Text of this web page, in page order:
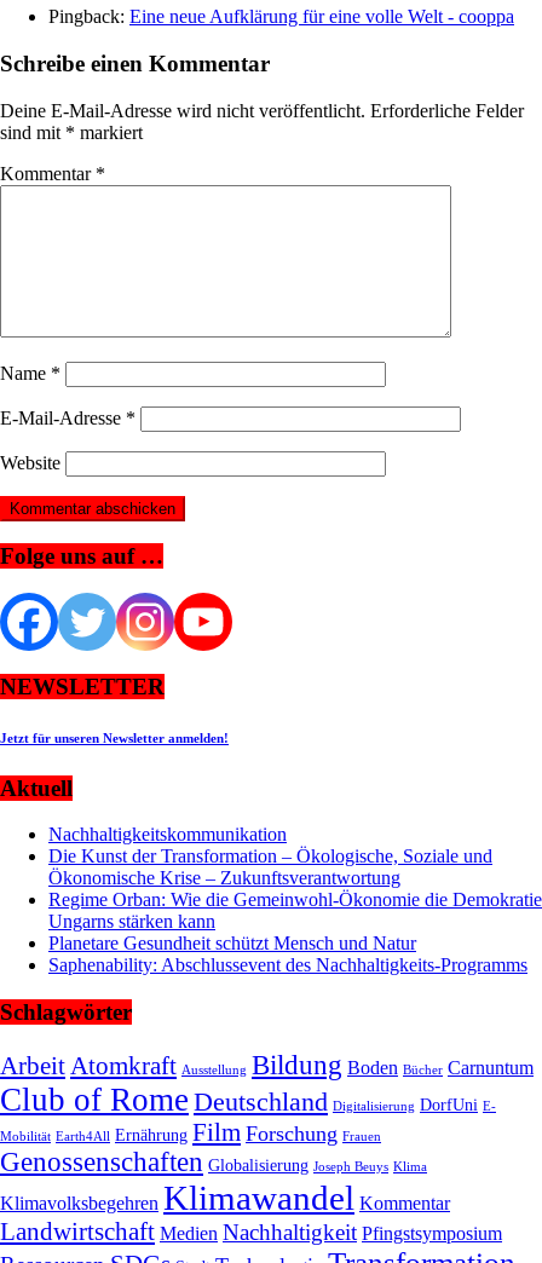
Pingback: Eine neue Aufklärung für eine volle Welt - cooppa
Schreibe einen Kommentar
Deine E-Mail-Adresse wird nicht veröffentlicht. Erforderliche Felder
sind mit * markiert
Kommentar *
Name *
E-Mail-Adresse *
Website
Folge uns auf …
NEWSLETTER
Jetzt für unseren Newsletter anmelden!
Aktuell
Nachhaltigkeitskommunikation
Die Kunst der Transformation – Ökologische, Soziale und
Ökonomische Krise – Zukunftsverantwortung
Regime Orban: Wie die Gemeinwohl-Ökonomie die Demokratie
Ungarns stärken kann
Planetare Gesundheit schützt Mensch und Natur
Saphenability: Abschlussevent des Nachhaltigkeits-Programms
Schlagwörter
Arbeit Atomkraft Ausstellung Bildung Boden Bücher Carnuntum
Club of Rome Deutschland Digitalisierung DorfUni E-
Mobilität Earth4All Ernährung Film Forschung Frauen
Genossenschaften Globalisierung Joseph Beuys Klima
Klimavolksbegehren Klimawandel Kommentar
Landwirtschaft Medien Nachhaltigkeit Pfingstsymposium